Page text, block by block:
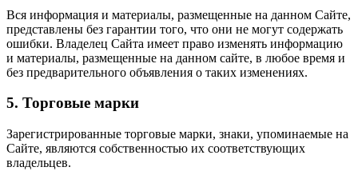
Вся информация и материалы, размещенные на данном Сайте,
представлены без гарантии того, что они не могут содержать
ошибки. Владелец Сайта имеет право изменять информацию
и материалы, размещенные на данном сайте, в любое время и
без предварительного объявления о таких изменениях.
5. Торговые марки
Зарегистрированные торговые марки, знаки, упоминаемые на
Сайте, являются собственностью их соответствующих
владельцев.